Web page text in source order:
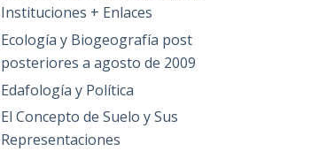
Instituciones + Enlaces
Ecología y Biogeografía post
posteriores a agosto de 2009
Edafología y Política
El Concepto de Suelo y Sus
Representaciones